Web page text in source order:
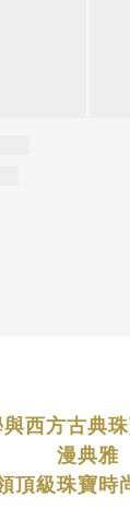
西方古典
漫典雅
頂級珠寶時